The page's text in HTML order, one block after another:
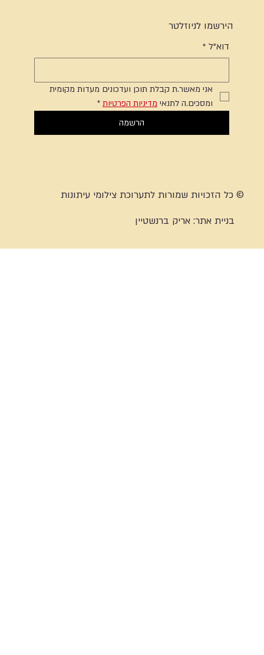
הירשמו לניוזלטר
דוא"ל *
אני מאשר.ת קבלת תוכן ועדכונים מעדות מקומית
ומסכים.ה לתנאי מדיניות הפרטיות *
הרשמה
© כל הזכויות שמורות לתערוכת צילומי עיתונות
בניית אתר:אריק ברנשטיין